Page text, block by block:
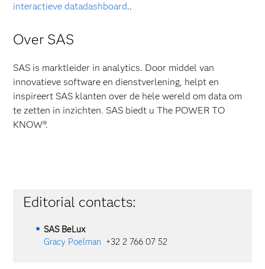
interactieve datadashboard..
Over SAS
SAS is marktleider in analytics. Door middel van
innovatieve software en dienstverlening, helpt en
inspireert SAS klanten over de hele wereld om data om
te zetten in inzichten. SAS biedt u The POWER TO
KNOW®.
Editorial contacts:
SAS BeLux
Gracy Poelman +32 2 766 07 52